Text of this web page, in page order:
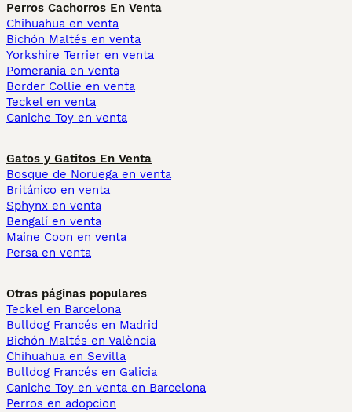
Perros Cachorros En Venta
Chihuahua en venta
Bichón Maltés en venta
Yorkshire Terrier en venta
Pomerania en venta
Border Collie en venta
Teckel en venta
Caniche Toy en venta
Gatos y Gatitos En Venta
Bosque de Noruega en venta
Británico en venta
Sphynx en venta
Bengalí en venta
Maine Coon en venta
Persa en venta
Otras páginas populares
Teckel en Barcelona
Bulldog Francés en Madrid
Bichón Maltés en València
Chihuahua en Sevilla
Bulldog Francés en Galicia
Caniche Toy en venta en Barcelona
Perros en adopcion